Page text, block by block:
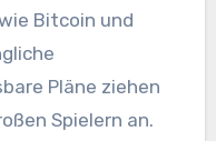
Bitcoin und
Pläne ziehen
Spielern an.